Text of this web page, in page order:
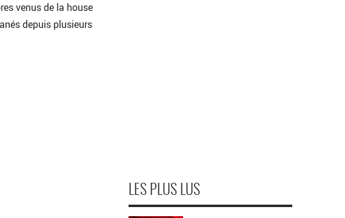
venus de la house
depuis plusieurs
LES PLUS LUS